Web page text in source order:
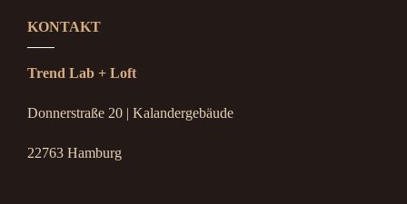
KONTAKT
Trend Lab + Loft
Donnerstraße 20 | Kalandergebäude
22763 Hamburg